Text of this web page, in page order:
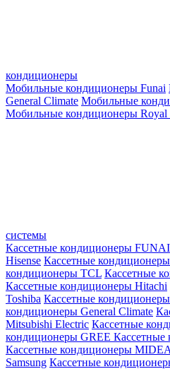
кондиционеры
Мобильные кондиционеры Funai
General Climate Мобильные
Мобильные кондиционеры Royal
системы
Кассетные кондиционеры FUNAI
Hisense Кассетные
кондиционеры TCL Кассетные
Кассетные кондиционеры Hitachi
Toshiba Кассетные
кондиционеры General Climate
Mitsubishi Electric Кассетные
кондиционеры GREE Кассетные
Кассетные кондиционеры MIDEA
Samsung Кассетные